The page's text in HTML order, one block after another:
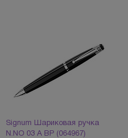
Signum Шариковая ручка
N.NO 03 A BP (064967)